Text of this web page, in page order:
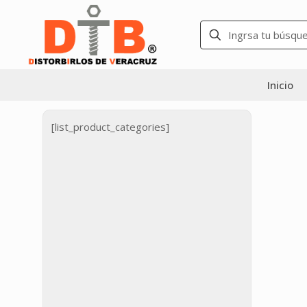
Inicio
[list_product_categories]